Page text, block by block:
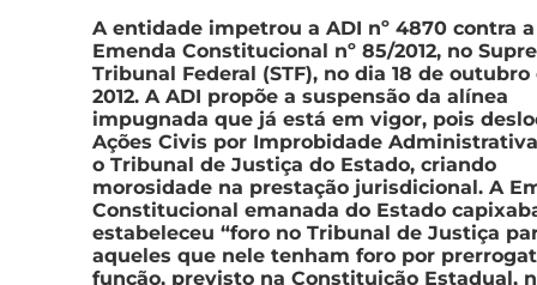
A entidade impetrou a ADI nº 4870 contra a
Emenda Constitucional nº 85/2012, no
Tribunal Federal (STF), no dia 18 de outubro
2012. A ADI propõe a suspensão da alínea
impugnada que já está em vigor, pois
Ações Civis por Improbidade
o Tribunal de Justiça do Estado, criando
morosidade na prestação jurisdicional. A
Constitucional emanada do Estado
estabeleceu “foro no Tribunal de Justiça
aqueles que nele tenham foro por
função, previsto na Constituição Estadual,